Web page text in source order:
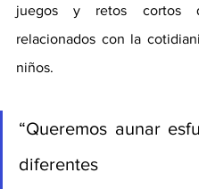
juegos y retos cortos
relacionados con la
niños.
“Queremos aunar
diferentes